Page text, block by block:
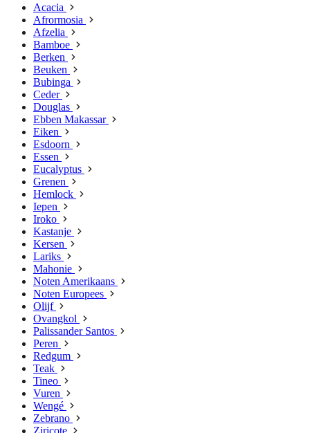
Acacia
Afrormosia
Afzelia
Bamboe
Berken
Beuken
Bubinga
Ceder
Douglas
Ebben Makassar
Eiken
Esdoorn
Essen
Eucalyptus
Grenen
Hemlock
Iepen
Iroko
Kastanje
Kersen
Lariks
Mahonie
Noten Amerikaans
Noten Europees
Olijf
Ovangkol
Palissander Santos
Peren
Redgum
Teak
Tineo
Vuren
Wengé
Zebrano
Ziricote